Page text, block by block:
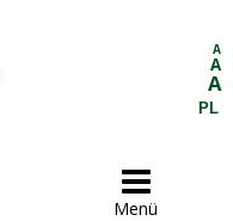
A
A
A
PL

Menü